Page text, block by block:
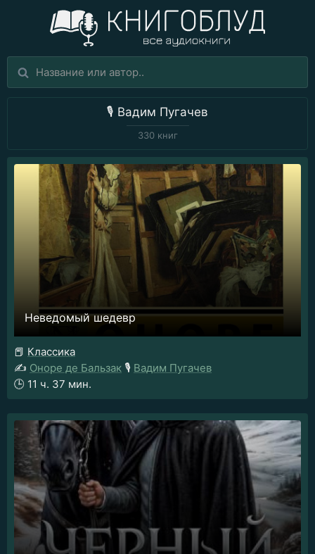
🎙️ Вадим Пугачев
330 книг
Неведомый шедевр
📕 Классика
✍️ Оноре де Бальзак 🎙️ Вадим Пугачев
🕒 11 ч. 37 мин.